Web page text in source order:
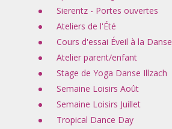
Sierentz - Portes ouvertes
Ateliers de l'Été
Cours d'essai Éveil à la Danse
Atelier parent/enfant
Stage de Yoga Danse Illzach
Semaine Loisirs Août
Semaine Loisirs Juillet
Tropical Dance Day